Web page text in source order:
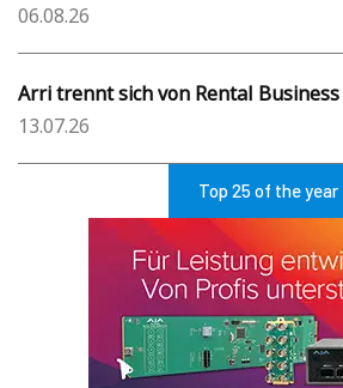
06.08.26
Arri trennt sich von Rental Business
13.07.26
Top 25 of the year